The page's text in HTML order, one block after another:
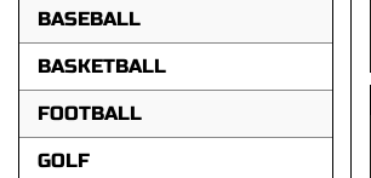
BASEBALL
BASKETBALL
FOOTBALL
GOLF